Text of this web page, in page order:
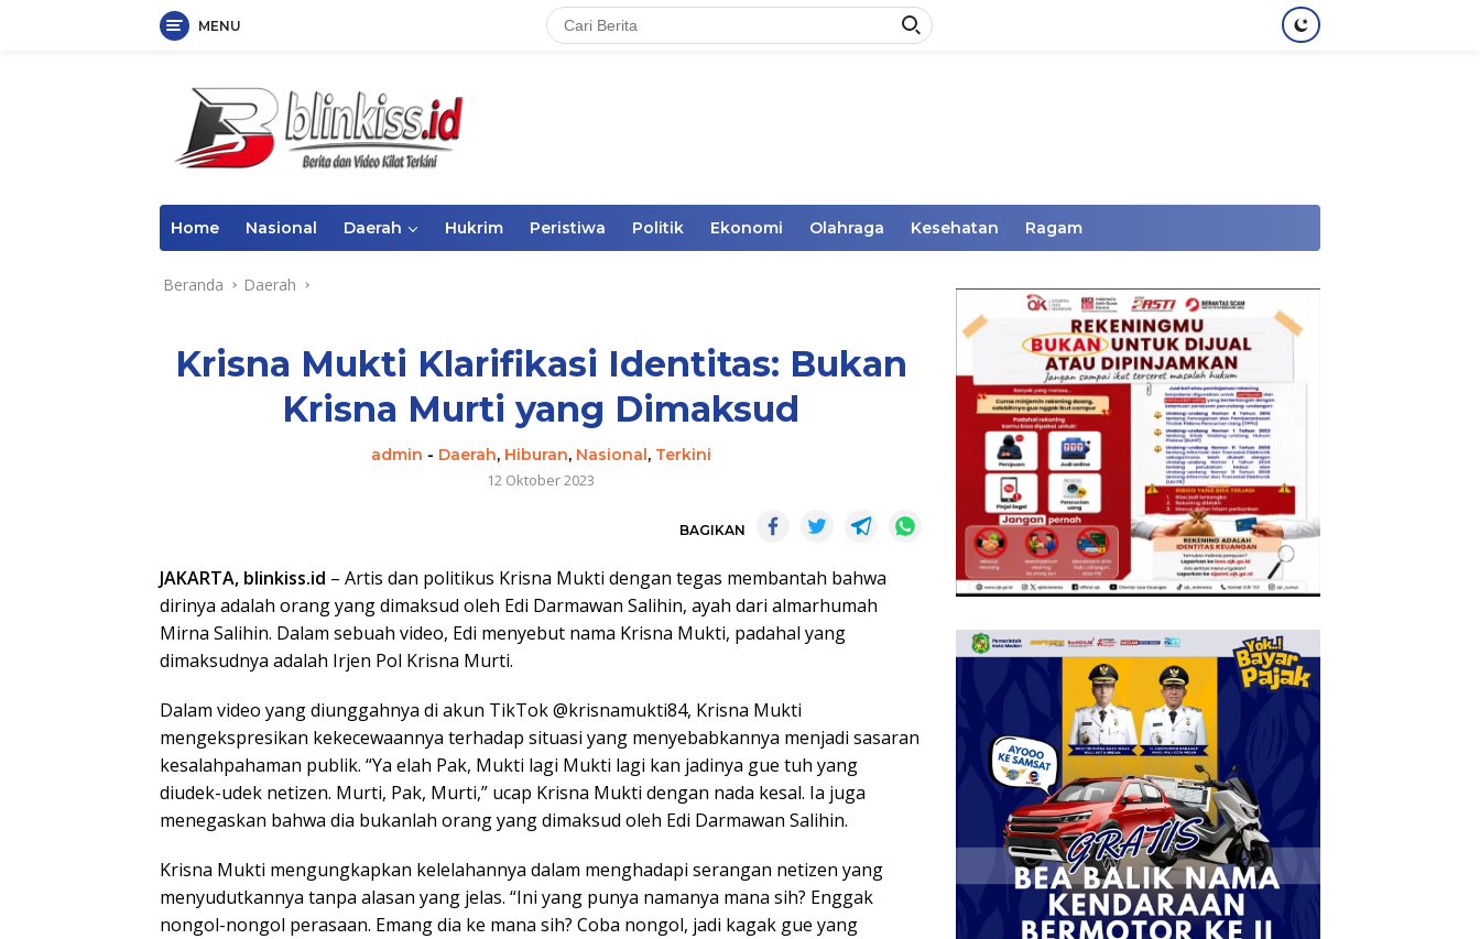
MENU
Home Nasional Daerah Hukrim Peristiwa Politik Ekonomi Olahraga Kesehatan Ragam
Beranda Daerah
Krisna Mukti Klarifikasi Identitas: Bukan
Krisna Murti yang Dimaksud
admin - Daerah, Hiburan, Nasional, Terkini
12 Oktober 2023
BAGIKAN
JAKARTA, blinkiss.id – Artis dan politikus Krisna Mukti dengan tegas membantah bahwa
dirinya adalah orang yang dimaksud oleh Edi Darmawan Salihin, ayah dari almarhumah
Mirna Salihin. Dalam sebuah video, Edi menyebut nama Krisna Mukti, padahal yang
dimaksudnya adalah Irjen Pol Krisna Murti.
Dalam video yang diunggahnya di akun TikTok @krisnamukti84, Krisna Mukti
mengekspresikan kekecewaannya terhadap situasi yang menyebabkannya menjadi sasaran
kesalahpahaman publik. “Ya elah Pak, Mukti lagi Mukti lagi kan jadinya gue tuh yang
diudek-udek netizen. Murti, Pak, Murti,” ucap Krisna Mukti dengan nada kesal. Ia juga
menegaskan bahwa dia bukanlah orang yang dimaksud oleh Edi Darmawan Salihin.
Krisna Mukti mengungkapkan kelelahannya dalam menghadapi serangan netizen yang
menyudutkannya tanpa alasan yang jelas. “Ini yang punya namanya mana sih? Enggak
nongol-nongol perasaan. Emang dia ke mana sih? Coba nongol, jadi kagak gue yang